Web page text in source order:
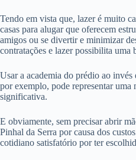
Tendo em vista que, lazer é muito
casas para alugar que oferecem
amigos ou se divertir e minimizar
contratações e lazer possibilita uma
Usar a academia do prédio ao
por exemplo, pode representar
significativa.
E obviamente, sem precisar abrir
Pinhal da Serra por causa dos
cotidiano satisfatório por ter